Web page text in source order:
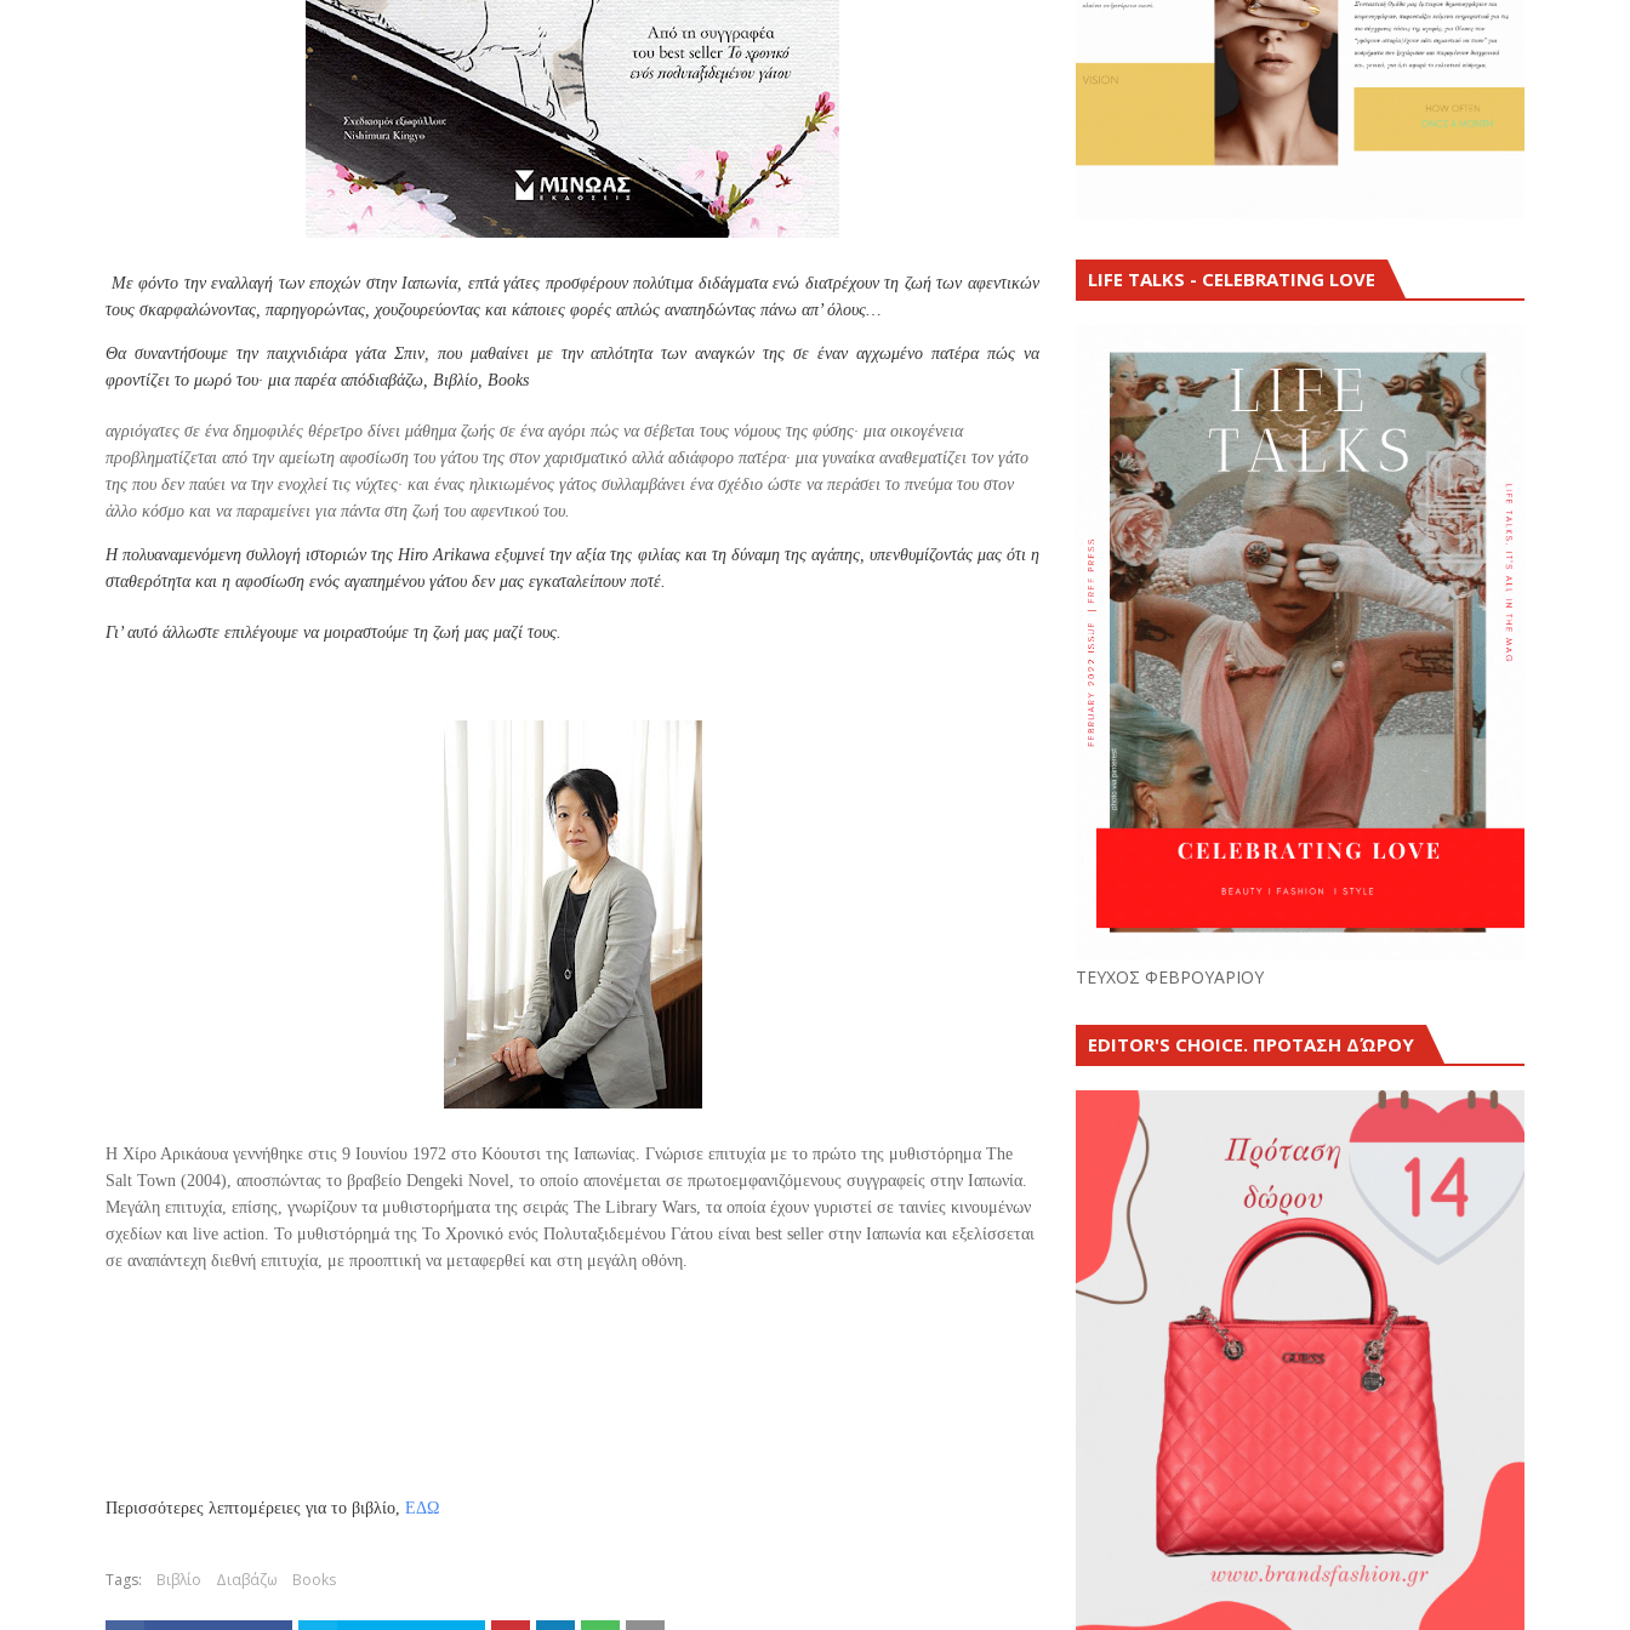
Με φόντο την εναλλαγή των εποχών στην Ιαπωνία, επτά γάτες προσφέρουν πολύτιμα διδάγματα ενώ διατρέχουν τη ζωή των αφεντικών
τους σκαρφαλώνοντας, παρηγορώντας, χουζουρεύοντας και κάποιες φορές απλώς αναπηδώντας πάνω απ’ όλους…
Θα συναντήσουμε την παιχνιδιάρα γάτα Σπιν, που μαθαίνει με την απλότητα των αναγκών της σε έναν αγχωμένο πατέρα πώς να
φροντίζει το μωρό του· μια παρέα απόδιαβάζω, Βιβλίο, Books
αγριόγατες σε ένα δημοφιλές θέρετρο δίνει μάθημα ζωής σε ένα αγόρι πώς να σέβεται τους νόμους της φύσης· μια οικογένεια
προβληματίζεται από την αμείωτη αφοσίωση του γάτου της στον χαρισματικό αλλά αδιάφορο πατέρα· μια γυναίκα αναθεματίζει τον γάτο
της που δεν παύει να την ενοχλεί τις νύχτες· και ένας ηλικιωμένος γάτος συλλαμβάνει ένα σχέδιο ώστε να περάσει το πνεύμα του στον
άλλο κόσμο και να παραμείνει για πάντα στη ζωή του αφεντικού του.
Η πολυαναμενόμενη συλλογή ιστοριών της Hiro Arikawa εξυμνεί την αξία της φιλίας και τη δύναμη της αγάπης, υπενθυμίζοντάς μας ότι η
σταθερότητα και η αφοσίωση ενός αγαπημένου γάτου δεν μας εγκαταλείπουν ποτέ.
Γι’ αυτό άλλωστε επιλέγουμε να μοιραστούμε τη ζωή μας μαζί τους.
Η Χίρο Αρικάουα γεννήθηκε στις 9 Ιουνίου 1972 στο Κόουτσι της Ιαπωνίας. Γνώρισε επιτυχία με το πρώτο της μυθιστόρημα The
Salt Town (2004), αποσπώντας το βραβείο Dengeki Novel, το οποίο απονέμεται σε πρωτοεμφανιζόμενους συγγραφείς στην Ιαπωνία.
Μεγάλη επιτυχία, επίσης, γνωρίζουν τα μυθιστορήματα της σειράς The Library Wars, τα οποία έχουν γυριστεί σε ταινίες κινουμένων
σχεδίων και live action. Το μυθιστόρημά της Το Χρονικό ενός Πολυταξιδεμένου Γάτου είναι best seller στην Ιαπωνία και εξελίσσεται
σε αναπάντεχη διεθνή επιτυχία, με προοπτική να μεταφερθεί και στη μεγάλη οθόνη.
Περισσότερες λεπτομέρειες για το βιβλίο, ΕΔΩ
Tags: Βιβλίο Διαβάζω Books
LIFE TALKS - CELEBRATING LOVE
ΤΕΥΧΟΣ ΦΕΒΡΟΥΑΡΙΟΥ
EDITOR'S CHOICE. ΠΡΟΤΑΣΗ ΔΏΡΟΥ